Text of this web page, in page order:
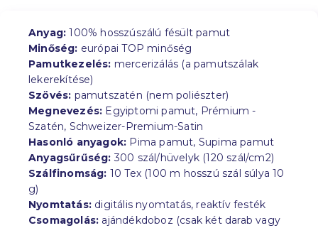
Anyag: 100% hosszúszálú fésült pamut
Minőség: európai TOP minőség
Pamutkezelés: mercerizálás (a pamutszálak
lekerekítése)
Szövés: pamutszatén (nem poliészter)
Megnevezés: Egyiptomi pamut, Prémium -
Szatén, Schweizer-Premium-Satin
Hasonló anyagok: Pima pamut, Supima pamut
Anyagsűrűség: 300 szál/hüvelyk (120 szál/cm2)
Szálfinomság: 10 Tex (100 m hosszú szál súlya 10
g)
Nyomtatás: digitális nyomtatás, reaktív festék
Csomagolás: ajándékdoboz (csak két darab vagy